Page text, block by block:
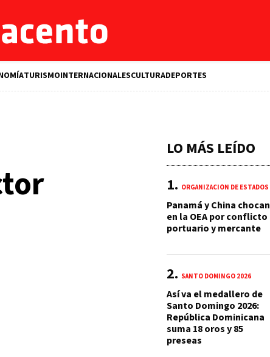
TURISMOINTERNACIONALESCULTURADEPORTES
LO MÁS LEÍDO
Panamá y China chocan
en la OEA por conflicto
portuario y mercante
SANTO DOMINGO 2026
Así va el medallero de
Santo Domingo 2026:
República Dominicana
suma 18 oros y 85
preseas